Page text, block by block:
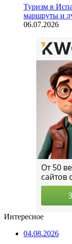
Туризм в
маршруты и
06.07.2026
Интересное
04.08.2026